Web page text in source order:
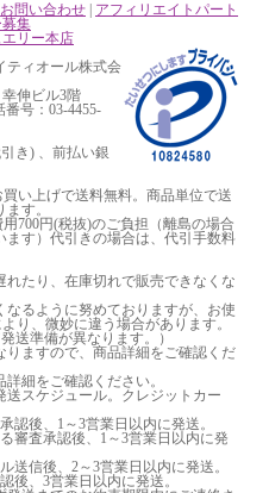
お問い合わせ
アフィリエイトパート
集
リー本店
ティオール株式会
伸ビル3階
番号：03-4455-
き) 、前払い銀
い上げで送料無料。商品単位で送
す。
700円(税抜)のご負担（離島の場合
す）代引きの場合は、代引手数料
れたり、在庫切れで販売できなくな
なるように努めておりますが、お使
り、微妙に違う場合があります。
送準備が異なります。）
ますので、商品詳細をご確認くだ
細をご確認ください。
スケジュール。クレジットカー
認後、1～3営業日以内に発送。
審査承認後、1～3営業日以内に発
送信後、2～3営業日以内に発送。
後、3営業日以内に発送。